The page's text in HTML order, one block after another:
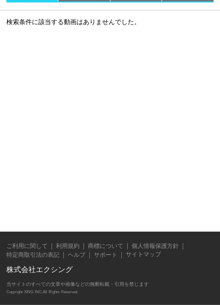
検索条件に該当する動画はありませんでした。
ご利用に関して 利用規約 商標について
個人情報保護方針
特定商取引法の表記
ヘルプ サポート サイトマップ
株式会社エクシング
当サイトのすべての文章や画像などの無断転載・引用を禁じます
Copyright XING INC.All Rights Reserved.